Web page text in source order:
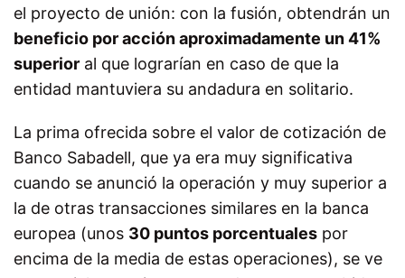
el proyecto de unión: con la fusión, obtendrán un
beneficio por acción aproximadamente un 41%
superior al que lograrían en caso de que la
entidad mantuviera su andadura en solitario.
La prima ofrecida sobre el valor de cotización de
Banco Sabadell, que ya era muy significativa
cuando se anunció la operación y muy superior a
la de otras transacciones similares en la banca
europea (unos 30 puntos porcentuales por
encima de la media de estas operaciones), se ve